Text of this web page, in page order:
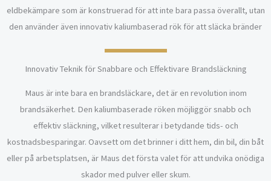
eldbekämpare som är konstruerad för att inte bara passa överallt, utan
den använder även innovativ kaliumbaserad rök för att släcka bränder
Innovativ Teknik för Snabbare och Effektivare Brandsläckning
Maus är inte bara en brandsläckare, det är en revolution inom
brandsäkerhet. Den kaliumbaserade röken möjliggör snabb och
effektiv släckning, vilket resulterar i betydande tids- och
kostnadsbesparingar. Oavsett om det brinner i ditt hem, din bil, din båt
eller på arbetsplatsen, är Maus det första valet för att undvika onödiga
skador med pulver eller skum.